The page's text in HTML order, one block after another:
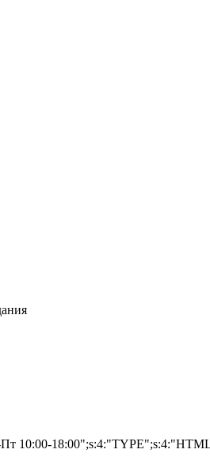
10:00-